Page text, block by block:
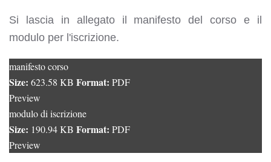
Si lascia in allegato il manifesto del corso e il
modulo per l'iscrizione.
manifesto corso
Size: 623.58 KB Format: PDF
Preview
modulo di iscrizione
Size: 190.94 KB Format: PDF
Preview